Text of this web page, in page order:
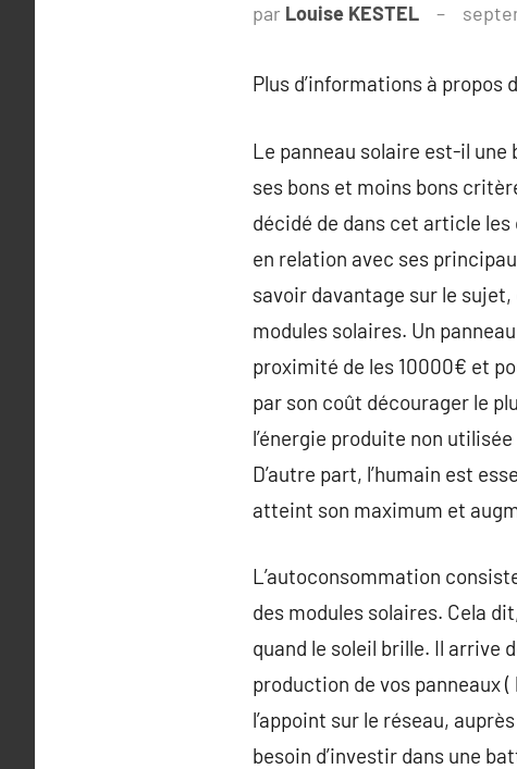
par Louise KESTEL
Plus d’informations à propos
Le panneau solaire est-il une
ses bons et moins bons
décidé de dans cet article
en relation avec ses
savoir davantage sur le
modules solaires. Un
proximité de les 10000€ et
par son coût décourager le
l’énergie produite non
D’autre part, l’humain est
atteint son maximum et
L’autoconsommation
des modules solaires. Cela
quand le soleil brille. Il arrive
production de vos panneaux
l’appoint sur le réseau,
besoin d’investir dans une